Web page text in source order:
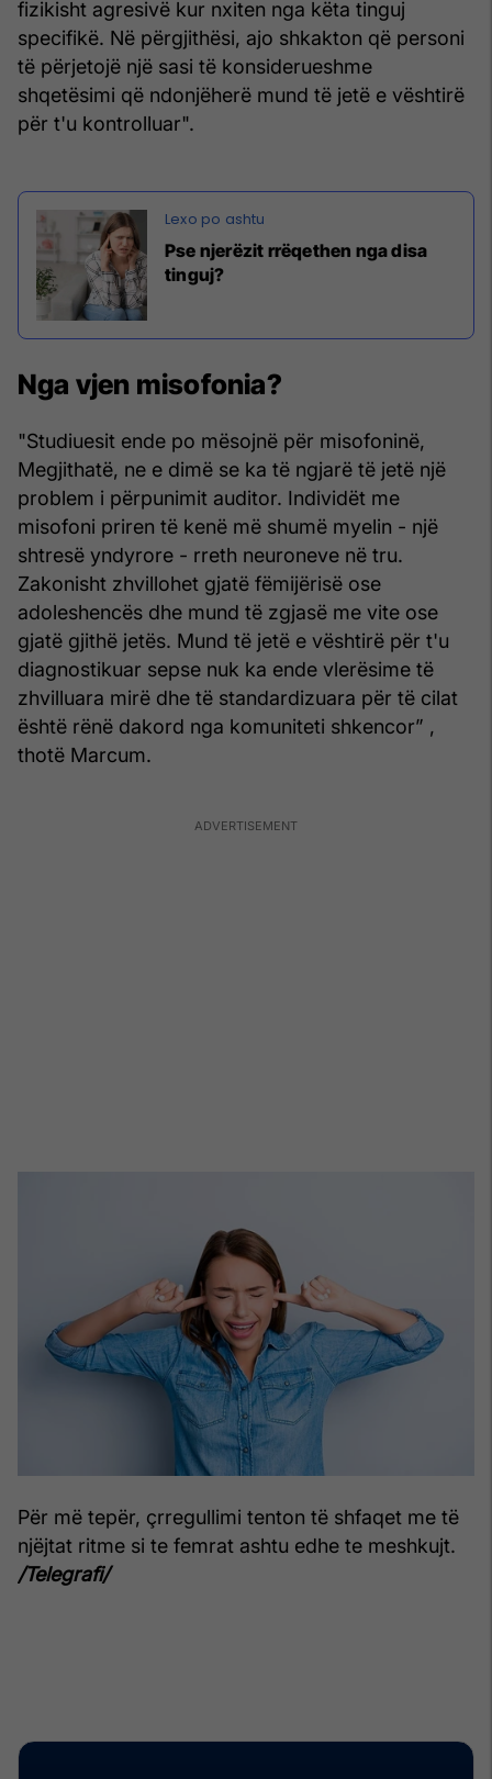
fizikisht agresivë kur nxiten nga këta tinguj
specifikë. Në përgjithësi, ajo shkakton që personi
të përjetojë një sasi të konsiderueshme
shqetësimi që ndonjëherë mund të jetë e vështirë
për t'u kontrolluar".
Pse njerëzit rrëqethen nga disa
tinguj?
Nga vjen misofonia?
"Studiuesit ende po mësojnë për misofoninë,
Megjithatë, ne e dimë se ka të ngjarë të jetë një
problem i përpunimit auditor. Individët me
misofoni priren të kenë më shumë myelin - një
shtresë yndyrore - rreth neuroneve në tru.
Zakonisht zhvillohet gjatë fëmijërisë ose
adoleshencës dhe mund të zgjasë me vite ose
gjatë gjithë jetës. Mund të jetë e vështirë për t'u
diagnostikuar sepse nuk ka ende vlerësime të
zhvilluara mirë dhe të standardizuara për të cilat
është rënë dakord nga komuniteti shkencor” ,
thotë Marcum.
Për më tepër, çrregullimi tenton të shfaqet me të
njëjtat ritme si te femrat ashtu edhe te meshkujt.
/Telegrafi/